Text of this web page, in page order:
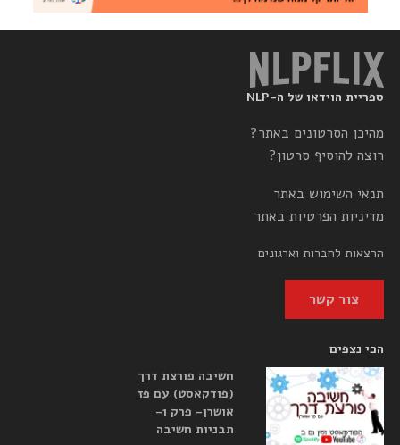
ספריית הוידאו של ה-NLP
מהיכן הסרטונים באתר?
רוצה להוסיף סרטון?
תנאי השימוש באתר
מדיניות הפרטיות באתר
הרצאות לחברות וארגונים
צור קשר
הכי נצפים
חשיבה פורצת דרך
(פודקאסט) עם פז
אושרן- פרק 1-
תבניות חשיבה